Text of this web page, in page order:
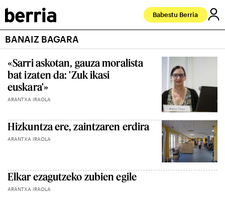
Babestu Berria
BANAIZ BAGARA
«Sarri askotan, gauza moralista
bat izaten da: 'Zuk ikasi
euskara'»
ARANTXA IRAOLA
Hizkuntza ere, zaintzaren erdira
ARANTXA IRAOLA
Elkar ezagutzeko zubien egile
ARANTXA IRAOLA